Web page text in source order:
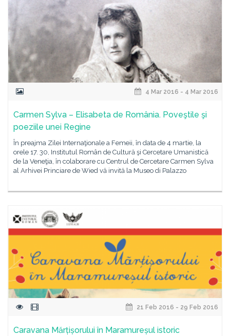
4 Mar 2016 - 4 Mar 2016
Carmen Sylva – Elisabeta de România. Poveştile şi
poeziile unei Regine
În preajma Zilei Internaţionale a Femeii, în data de 4 martie, la
orele 17. 30, Institutul Român de Cultură şi Cercetare Umanistică
de la Veneţia, în colaborare cu Centrul de Cercetare Carmen Sylva
al Arhivei Princiare de Wied vă invită la Museo di Palazzo
21 Feb 2016 - 29 Feb 2016
Caravana Mărțișorului în Maramureșul istoric